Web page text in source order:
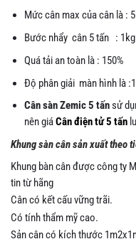
Mức cân max của cân là :
Bước nhẩy cân 5 tấn : 1kg
Quá tải an toàn là : 150%
Độ phân giải màn hình là
Cân sàn Zemic 5 tấnsử
nên giáCân điện tử 5 tấn
Khung sàn cân sản xuất theo
Khung bàn cân được công ty
tin từ hãng
Cân có kết cấu vững trãi.
Có tính thẩm mỹ cao.
Sản cân có kích thước